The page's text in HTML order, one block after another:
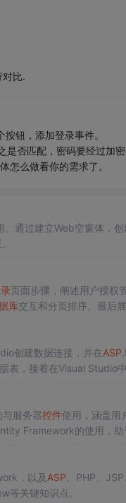
比.
钮，添加登录事件。
否匹配，密码要经过加密
怎么做看你的需求了。
。通过建立Web空窗体，创
页面步骤，阐述用户授权
库交互和分页排序。最后
创建数据连接，并在ASP
表，接着在Visual Studio
与服务器控件使用，涵盖用
Framework的使用，助
，以及 ASP 、PHP、JSP
等关键知识点。